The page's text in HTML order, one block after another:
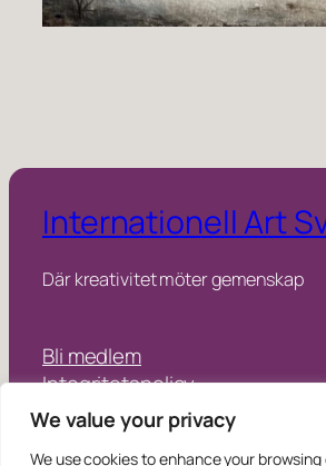
We value your privacy
We use cookies to enhance your
Internationell Art
Där kreativitet möter gemenskap
Bli medlem
Integritetspolicy
Instagram
Facebook